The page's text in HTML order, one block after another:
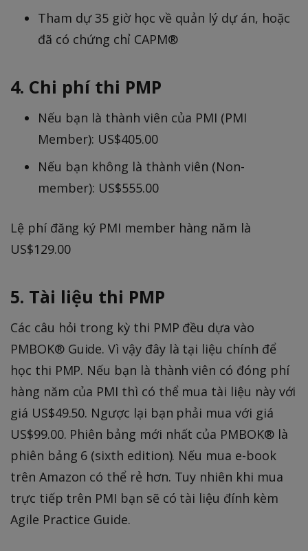
Tham dự 35 giờ học về quản lý dự án, hoặc
đã có chứng chỉ CAPM®
4. Chi phí thi PMP
Nếu bạn là thành viên của PMI (PMI
Member): US$405.00
Nếu bạn không là thành viên (Non-
member): US$555.00
Lệ phí đăng ký PMI member hàng năm là
US$129.00
5. Tài liệu thi PMP
Các câu hỏi trong kỳ thi PMP đều dựa vào
PMBOK® Guide. Vì vậy đây là tại liệu chính để
học thi PMP. Nếu bạn là thành viên có đóng phí
hàng năm của PMI thì có thể mua tài liệu này với
giá US$49.50. Ngược lại bạn phải mua với giá
US$99.00. Phiên bảng mới nhất của PMBOK® là
phiên bảng 6 (sixth edition). Nếu mua e-book
trên Amazon có thể rẻ hơn. Tuy nhiên khi mua
trực tiếp trên PMI bạn sẽ có tài liệu đính kèm
Agile Practice Guide.